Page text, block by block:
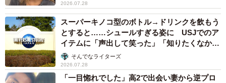
2026.07.28
スーパーキノコ型のボトル→ドリンクを飲もう
とすると……シュールすぎる姿に USJでのア
イテムに「声出して笑った」「知りたくなかっ
た真実」
そんでなライターズ
2026.07.28
「一目惚れでした」高2で出会い妻から逆プロ